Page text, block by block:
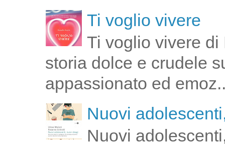
Ti voglio vivere
Ti voglio vivere
storia dolce e crudele
appassionato ed
Nuovi
Nuovi